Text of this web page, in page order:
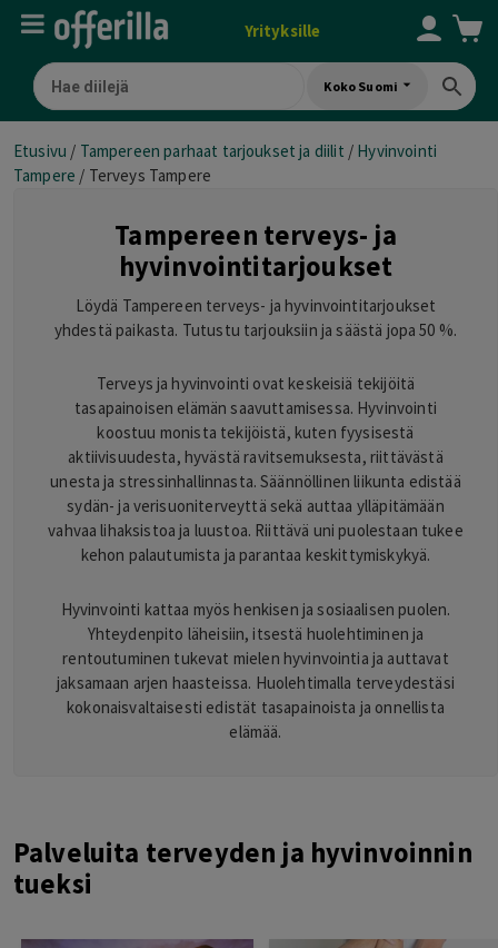
Yrityksille
Koko Suomi
Etusivu / Tampereen parhaat tarjoukset ja diilit / Hyvinvointi
Tampere / Terveys Tampere
Tampereen terveys- ja
hyvinvointitarjoukset
Löydä Tampereen terveys- ja hyvinvointitarjoukset
yhdestä paikasta. Tutustu tarjouksiin ja säästä jopa 50 %.
Terveys ja hyvinvointi ovat keskeisiä tekijöitä
tasapainoisen elämän saavuttamisessa. Hyvinvointi
koostuu monista tekijöistä, kuten fyysisestä
aktiivisuudesta, hyvästä ravitsemuksesta, riittävästä
unesta ja stressinhallinnasta. Säännöllinen liikunta edistää
sydän- ja verisuoniterveyttä sekä auttaa ylläpitämään
vahvaa lihaksistoa ja luustoa. Riittävä uni puolestaan tukee
kehon palautumista ja parantaa keskittymiskykyä.
Hyvinvointi kattaa myös henkisen ja sosiaalisen puolen.
Yhteydenpito läheisiin, itsestä huolehtiminen ja
rentoutuminen tukevat mielen hyvinvointia ja auttavat
jaksamaan arjen haasteissa. Huolehtimalla terveydestäsi
kokonaisvaltaisesti edistät tasapainoista ja onnellista
elämää.
Palveluita terveyden ja hyvinvoinnin
tueksi